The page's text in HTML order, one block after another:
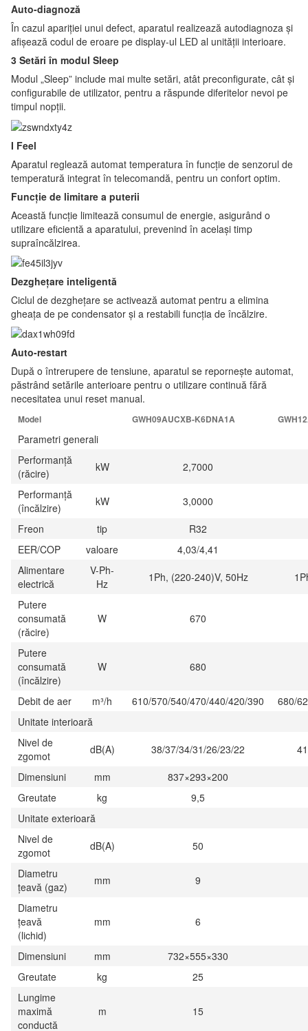
Auto-diagnoză
În cazul apariției unui defect, aparatul realizează autodiagnoza și
afișează codul de eroare pe display-ul LED al unității interioare.
3 Setări în modul Sleep
Modul „Sleep” include mai multe setări, atât preconfigurate, cât și
configurabile de utilizator, pentru a răspunde diferitelor nevoi pe
timpul nopții.
I Feel
Aparatul reglează automat temperatura în funcție de senzorul de
temperatură integrat în telecomandă, pentru un confort optim.
Funcție de limitare a puterii
Această funcție limitează consumul de energie, asigurând o
utilizare eficientă a aparatului, prevenind în același timp
supraîncălzirea.
Dezghețare inteligentă
Ciclul de dezghețare se activează automat pentru a elimina
gheața de pe condensator și a restabili funcția de încălzire.
Auto-restart
După o întrerupere de tensiune, aparatul se repornește automat,
păstrând setările anterioare pentru o utilizare continuă fără
necesitatea unui reset manual.
Model GWH09AUCXB-K6DNA1A
Parametri generali
Performanță
(răcire)
kW
2,7000
Performanță
(încălzire)
kW
3,0000
Freon
tip
R32
EER/COP
valoare
4,03/4,41
Alimentare
electrică
V-Ph-
Hz
1Ph, (220-240)V, 50Hz
Putere
consumată
(răcire)
W 670
Putere
consumată
(încălzire)
W 680
Debit de aer m³/h 610/570/540/470/440/420/390
680/
Unitate interioară
Nivel de
zgomot
dB(A) 38/37/34/31/26/23/22
Dimensiuni
mm
837×293×200
Greutate
kg
9,5
Unitate exterioară
Nivel de
zgomot
dB(A)
50
Diametru
țeavă (gaz)
mm
9
Diametru
țeavă
(lichid)
mm 6
Dimensiuni mm
732×555×330
Greutate
kg
25
Lungime
maximă
conductă
m 15